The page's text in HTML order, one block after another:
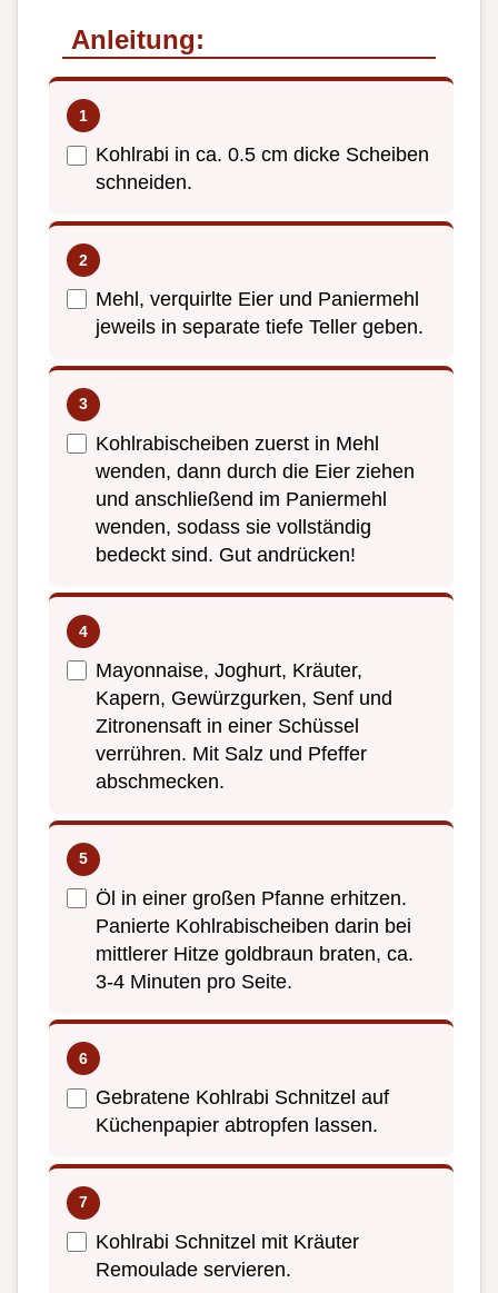
Anleitung:
Kohlrabi in ca. 0.5 cm dicke Scheiben
schneiden.
Mehl, verquirlte Eier und Paniermehl
jeweils in separate tiefe Teller geben.
Kohlrabischeiben zuerst in Mehl
wenden, dann durch die Eier ziehen
und anschließend im Paniermehl
wenden, sodass sie vollständig
bedeckt sind. Gut andrücken!
Mayonnaise, Joghurt, Kräuter,
Kapern, Gewürzgurken, Senf und
Zitronensaft in einer Schüssel
verrühren. Mit Salz und Pfeffer
abschmecken.
Öl in einer großen Pfanne erhitzen.
Panierte Kohlrabischeiben darin bei
mittlerer Hitze goldbraun braten, ca.
3-4 Minuten pro Seite.
Gebratene Kohlrabi Schnitzel auf
Küchenpapier abtropfen lassen.
Kohlrabi Schnitzel mit Kräuter
Remoulade servieren.